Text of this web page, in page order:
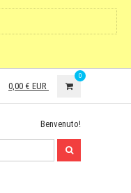
0,00 € EUR
0
Benvenuto!